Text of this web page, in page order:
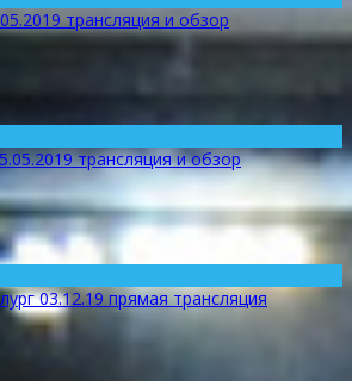
трансляция и обзор
трансляция и обзор
03.12.19 прямая трансляция